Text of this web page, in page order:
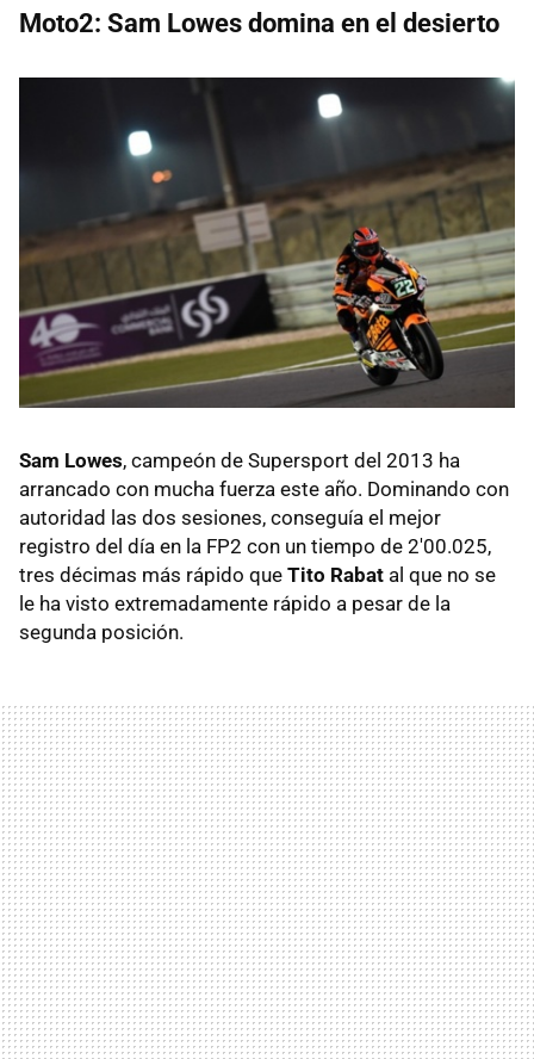
Moto2: Sam Lowes domina en el desierto
Sam Lowes, campeón de Supersport del 2013 ha
arrancado con mucha fuerza este año. Dominando con
autoridad las dos sesiones, conseguía el mejor
registro del día en la FP2 con un tiempo de 2'00.025,
tres décimas más rápido que Tito Rabat al que no se
le ha visto extremadamente rápido a pesar de la
segunda posición.